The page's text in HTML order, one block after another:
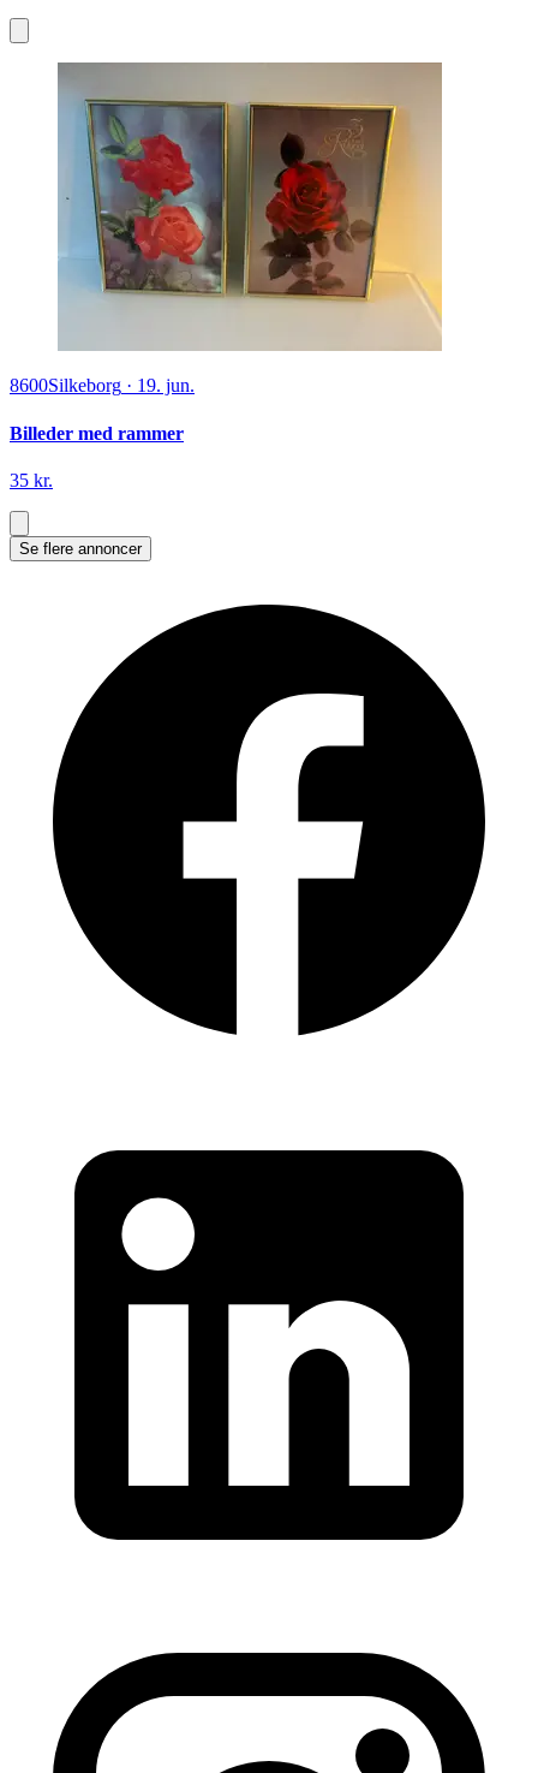
8600Silkeborg · 19. jun.
Billeder med rammer
35 kr.
Se flere annoncer